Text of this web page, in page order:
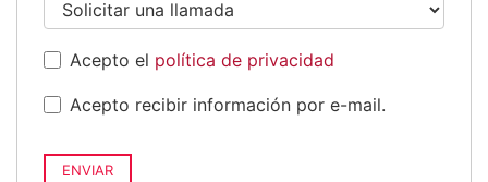
Acepto el política de privacidad
Acepto recibir información por e-mail.
ENVIAR